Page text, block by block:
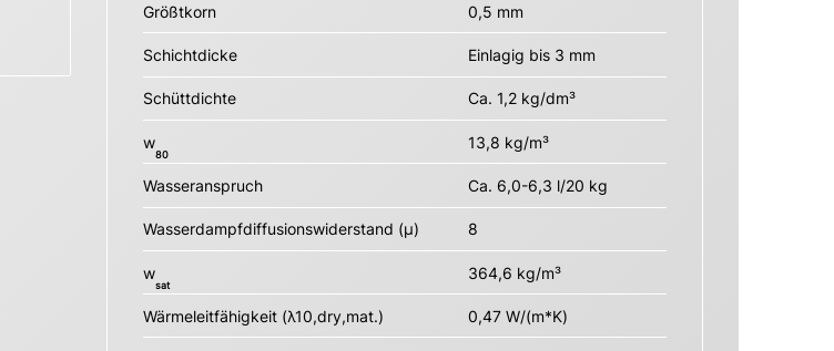
Größtkorn 0,5 mm
Schichtdicke Einlagig bis 3 mm
Schüttdichte Ca. 1,2 kg/dm³
w
80
13,8 kg/m³
Wasseranspruch Ca. 6,0-6,3 l/20 kg
Wasserdampfdiffusionswiderstand (µ) 8
w
sat
364,6 kg/m³
Wärmeleitfähigkeit (λ10,dry,mat.) 0,47 W/(m*K)